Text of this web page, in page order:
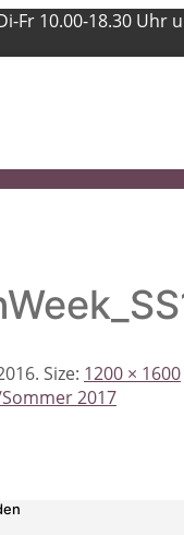
Fr 10.00-18.30 Uhr
. Size: 1200 × 1600
2017